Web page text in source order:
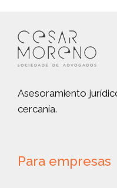
Asesoramiento
cercanía.
Para empresas